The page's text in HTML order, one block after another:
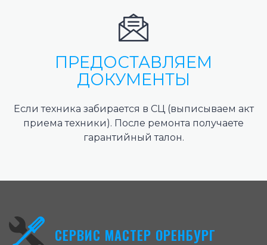
ПРЕДОСТАВЛЯЕМ
ДОКУМЕНТЫ
Если техника забирается в СЦ (выписываем акт
приема техники). После ремонта получаете
гарантийный талон.
СЕРВИС МАСТЕР ОРЕНБУРГ